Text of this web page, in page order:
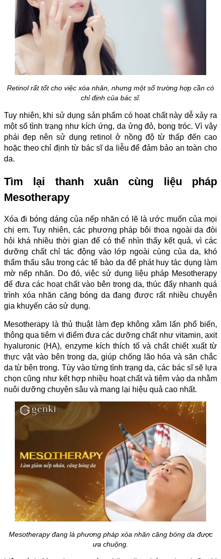
Retinol rất tốt cho việc xóa nhăn, nhưng một số trường hợp cần có
chỉ định của bác sĩ.
Tuy nhiên, khi sử dụng sản phẩm có hoạt chất này dễ xảy ra
một số tình trạng như kích ứng, da ửng đỏ, bong tróc. Vì vậy
phái đẹp nên sử dụng retinol ở nồng độ từ thấp đến cao
hoặc theo chỉ định từ bác sĩ da liễu để đảm bảo an toàn cho
da.
Tìm lại thanh xuân cùng liệu pháp
Mesotherapy
Xóa đi bóng dáng của nếp nhăn có lẽ là ước muốn của mọi
chị em. Tuy nhiên, các phương pháp bôi thoa ngoài da đòi
hỏi khá nhiều thời gian để có thể nhìn thấy kết quả, vì các
dưỡng chất chỉ tác động vào lớp ngoài cùng của da, khó
thẩm thấu sâu trong các tế bào da để phát huy tác dụng làm
mờ nếp nhăn. Do đó, việc sử dụng liệu pháp Mesotherapy
để đưa các hoạt chất vào bên trong da, thúc đẩy nhanh quá
trình xóa nhăn căng bóng da đang được rất nhiều chuyên
gia khuyến cáo sử dụng.
Mesotherapy là thủ thuật làm đẹp không xâm lấn phổ biến,
thông qua tiêm vi điểm đưa các dưỡng chất như vitamin, axit
hyaluronic (HA), enzyme kích thích tố và chất chiết xuất từ
thực vật vào bên trong da, giúp chống lão hóa và săn chắc
da từ bên trong. Tùy vào từng tình trạng da, các bác sĩ sẽ lựa
chọn cũng như kết hợp nhiều hoạt chất và tiêm vào da nhằm
nuôi dưỡng chuyên sâu và mang lại hiệu quả cao nhất.
Mesotherapy đang là phương pháp xóa nhăn căng bóng da được
ưa chuộng.